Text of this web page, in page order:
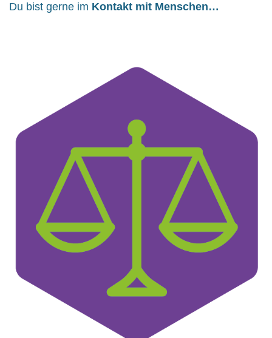
Du bist gerne im Kontakt mit Menschen…